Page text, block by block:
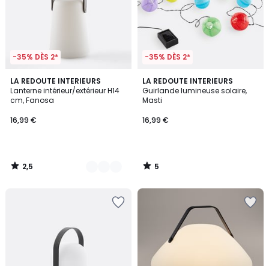
-35% DÈS 2*
LA REDOUTE INTERIEURS
Lanterne intérieur/extérieur H14
cm, Fanosa
16,99 €
2,5
/ 5
3
Couleurs
2,5
/
-35% DÈS 2*
LA REDOUTE INTERIEURS
Guirlande lumineuse solaire,
Masti
16,99 €
5
/
5
5
/